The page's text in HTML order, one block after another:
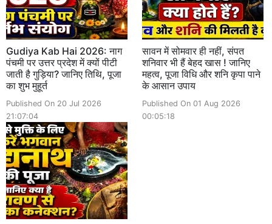
Gudiya Kab Hai 2026: नाग
पंचमी पर उत्तर प्रदेश में क्यों पीटी
जाती है गुड़िया? जानिए तिथि, पूजा
का शुभ मुहूर्त
Published On 20 Jul 2026
21:07:04
सावन में सोमवार ही नहीं, संपत
शनिवार भी हैं बेहद खास ! जानिए
महत्व, पूजा विधि और शनि कृपा पाने
के आसान उपाय
Published On 01 Aug 2026
00:05:18